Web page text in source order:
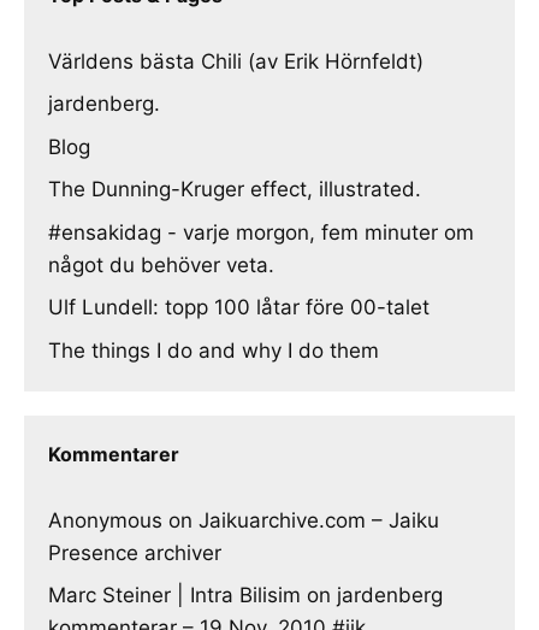
Världens bästa Chili (av Erik Hörnfeldt)
jardenberg.
Blog
The Dunning-Kruger effect, illustrated.
#ensakidag - varje morgon, fem minuter om
något du behöver veta.
Ulf Lundell: topp 100 låtar före 00-talet
The things I do and why I do them
Kommentarer
Anonymous on Jaikuarchive.com – Jaiku
Presence archiver
Marc Steiner | Intra Bilisim on jardenberg